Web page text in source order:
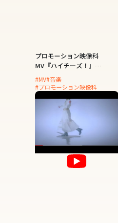
プロモーション映像科
MV『ハイチーズ！』
Artist：ヒラ音楽団
#MV#音楽
#プロモーション映像科